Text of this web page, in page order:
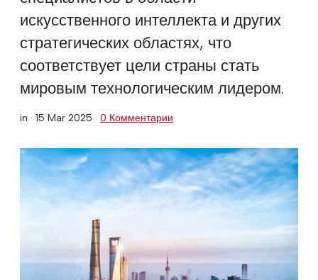
искусственного интеллекта и других
стратегических областях, что
соответствует цели страны стать
мировым технологическим лидером.
in · 15 Mar 2025 · 0 Комментарии